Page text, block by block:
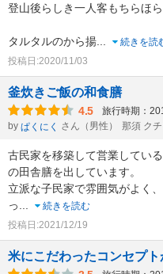
登山後らしき一人客もちらほら
タルタルのから揚
続きを読
投稿日:2020/11/03
釜炊きご飯の和食膳
4.5 旅行時期：
by ぱくにく さん（男性） 那須 ク
古民家を移築して営業してい
の田舎膳を出しています。
立派な子民家で雰囲気がよく
っ
続きを読む
投稿日:2021/12/19
米にこだわったコンセプ